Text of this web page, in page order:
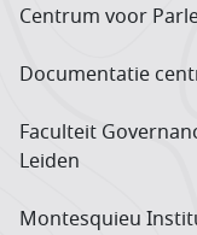
Centrum voor
Documentatie
Faculteit
Leiden
Montesquieu